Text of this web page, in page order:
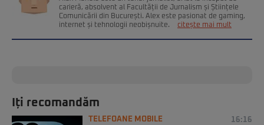
carieră, absolvent al Facultății de Jurnalism și Științele
Comunicării din București. Alex este pasionat de gaming,
internet și tehnologii neobișnuite.
citește mai mult
Iți recomandăm
TELEFOANE MOBILE 16:16